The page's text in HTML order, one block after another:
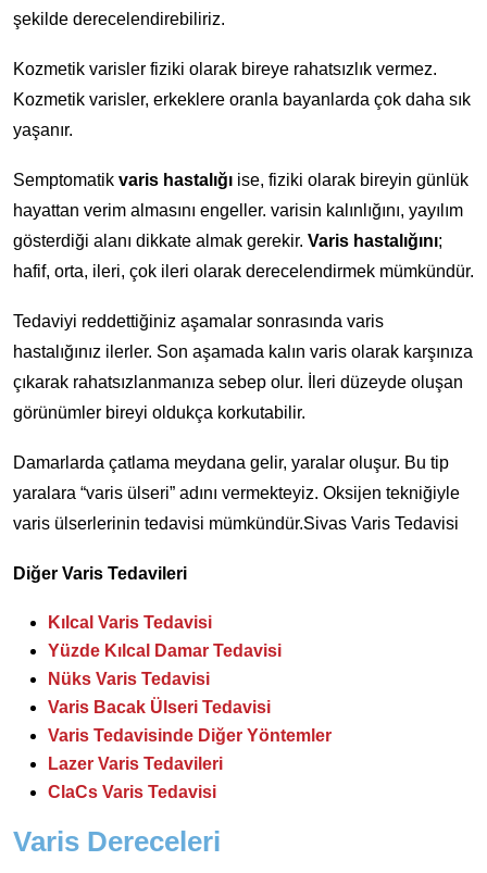
şekilde derecelendirebiliriz.
Kozmetik varisler fiziki olarak bireye rahatsızlık vermez.
Kozmetik varisler, erkeklere oranla bayanlarda çok daha sık
yaşanır.
Semptomatik varis hastalığı ise, fiziki olarak bireyin günlük
hayattan verim almasını engeller. varisin kalınlığını, yayılım
gösterdiği alanı dikkate almak gerekir. Varis hastalığını;
hafif, orta, ileri, çok ileri olarak derecelendirmek mümkündür.
Tedaviyi reddettiğiniz aşamalar sonrasında varis
hastalığınız ilerler. Son aşamada kalın varis olarak karşınıza
çıkarak rahatsızlanmanıza sebep olur. İleri düzeyde oluşan
görünümler bireyi oldukça korkutabilir.
Damarlarda çatlama meydana gelir, yaralar oluşur. Bu tip
yaralara “varis ülseri” adını vermekteyiz. Oksijen tekniğiyle
varis ülserlerinin tedavisi mümkündür.Sivas Varis Tedavisi
Diğer Varis Tedavileri
Kılcal Varis Tedavisi
Yüzde Kılcal Damar Tedavisi
Nüks Varis Tedavisi
Varis Bacak Ülseri Tedavisi
Varis Tedavisinde Diğer Yöntemler
Lazer Varis Tedavileri
ClaCs Varis Tedavisi
Varis Dereceleri